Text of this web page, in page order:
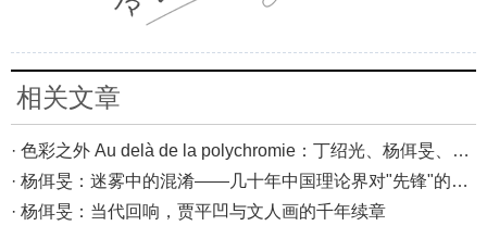
相关文章
· 色彩之外 Au delà de la polychromie：丁绍光、杨佴旻、Alain Cardenas·Castro巴黎展
· 杨佴旻：迷雾中的混淆——几十年中国理论界对"先锋"的误读，对创作的误导
· 杨佴旻：当代回响，贾平凹与文人画的千年续章